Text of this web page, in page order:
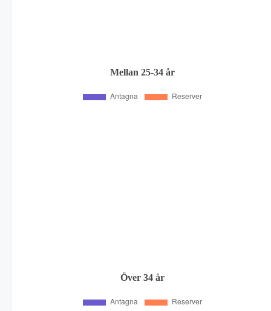
Mellan 25-34 år
Över 34 år